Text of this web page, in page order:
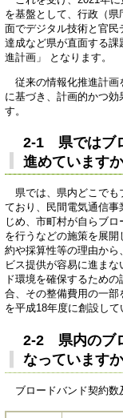
を基盤として、行政（
面でデジタル技術と官
達成など県が直面する
進計画」 となります。
従来の情報化推進計画
に基づき、計画的かつ
す。
2-1 県ではブ
進めています
県では、県内どこでも
ており、民間電気通信
じめ、市町村が自らブ
を行うなどの施策を展
約や採算性等の理由か
ビス提供が容易に進ま
ド環境を確保するため
合、その整備費用の一部
を平成18年度に創設して
2-2 県内のブ
なっています
ブロードバンド契約数